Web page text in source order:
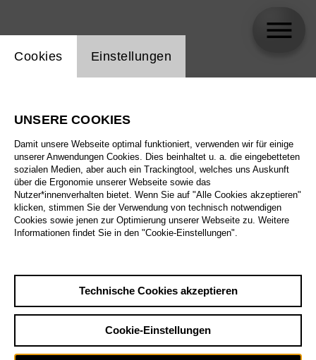
Alle Sparten
Alle Spielstätten
Alle Merkmale
Sa29.8.
Großes Haus
Einstellung Website Cookie
Cookies Einstellungen
UNSERE COOKIES
Damit unsere Webseite optimal funktioniert, verwenden wir für einige
unserer Anwendungen Cookies. Dies beinhaltet u. a. die eingebetteten
sozialen Medien, aber auch ein Trackingtool, welches uns Auskunft
über die Ergonomie unserer Webseite sowie das
Nutzer*innenverhalten bietet. Wenn Sie auf "Alle Cookies akzeptieren"
klicken, stimmen Sie der Verwendung von technisch notwendigen
Cookies sowie jenen zur Optimierung unserer Webseite zu. Weitere
Informationen findet Sie in den "Cookie-Einstellungen".
Technische Cookies akzeptieren
Cookie-Einstellungen